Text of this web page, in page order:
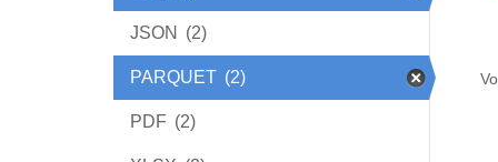
JSON (2)
PARQUET (2)
PDF (2)